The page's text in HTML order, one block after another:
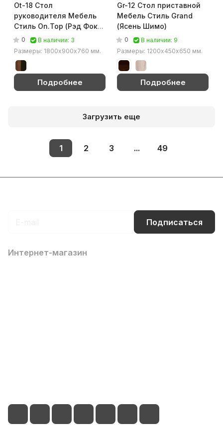
Ot-18 Стол
руководителя Мебель
Стиль On.Top (Рэд Фокс
/ венге)
0
В наличии: 3
Размеры: 1800х900х760 мм.
Подробнее
Gr-12 Стол приставной
Мебель Стиль Grand
(Ясень Шимо)
0
В наличии: 9
Размеры: 1200х450х650 мм.
Подробнее
Загрузить еще
1 2 3 ... 49
Подписаться
Интернет-магазин